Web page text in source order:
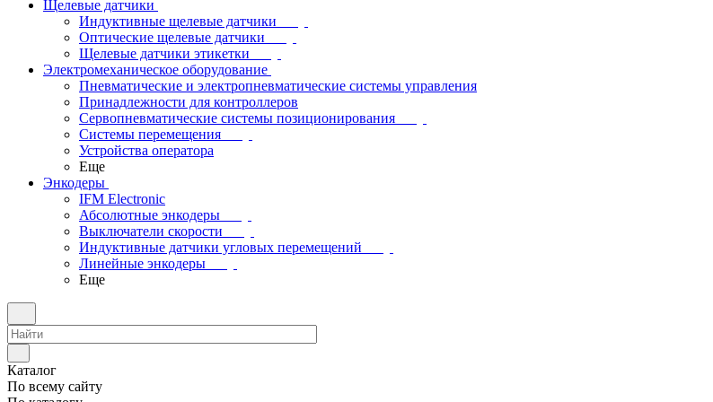
Щелевые датчики
Индуктивные щелевые датчики
Оптические щелевые датчики
Щелевые датчики этикетки
Электромеханическое оборудование
Пневматические и электропневматические системы управления
Принадлежности для контроллеров
Сервопневматические системы позиционирования
Системы перемещения
Устройства оператора
Еще
Энкодеры
IFM Electronic
Абсолютные энкодеры
Выключатели скорости
Индуктивные датчики угловых перемещений
Линейные энкодеры
Еще
Каталог
По всему сайту